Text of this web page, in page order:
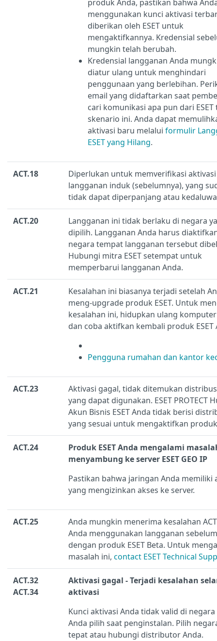
produk Anda, pastikan bahwa
menggunakan kunci aktivasi
diberikan oleh ESET untuk
mengaktifkannya. Kredensial
mungkin telah berubah.
Kredensial langganan Anda
diatur ulang untuk menghindari
penggunaan yang berlebihan.
email yang didaftarkan saat
cari komunikasi apa pun dari
skenario ini. Anda dapat
aktivasi baru melalui formulir
ESET yang Hilang.
ACT.18
Diperlukan untuk memverifikasi
langganan induk (sebelumnya), yang
tidak dapat diperpanjang atau
ACT.20
Langganan ini tidak berlaku di negara
dipilih. Langganan Anda harus
negara tempat langganan tersebut
Hubungi mitra ESET setempat untuk
memperbarui langganan Anda.
ACT.21
Kesalahan ini biasanya terjadi setelah
meng-upgrade produk ESET. Untuk
kesalahan ini, hidupkan ulang
dan coba aktifkan kembali produk ESET
Pengguna rumahan dan kantor
ACT.23
Aktivasi gagal, tidak ditemukan
yang dapat digunakan. ESET PROTECT
Akun Bisnis ESET Anda tidak berisi
yang sesuai untuk mengaktifkan
ACT.24
Produk ESET Anda mengalami
menyambung ke server ESET GEO IP
Pastikan bahwa jaringan Anda memiliki
yang mengizinkan akses keserver.
ACT.25
Anda mungkin menerima kesalahan
Anda menggunakan langganan
dengan produk ESET Beta. Untuk
masalah ini, contact ESET Technical
ACT.32
ACT.34
Aktivasi gagal - Terjadi kesalahan
aktivasi
Kunci aktivasi Anda tidak valid di
Anda pilih saat penginstalan. Pilih
tepat atau hubungi distributor Anda.